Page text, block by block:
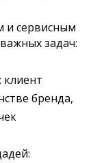
и сервисным
задач:
бренда,